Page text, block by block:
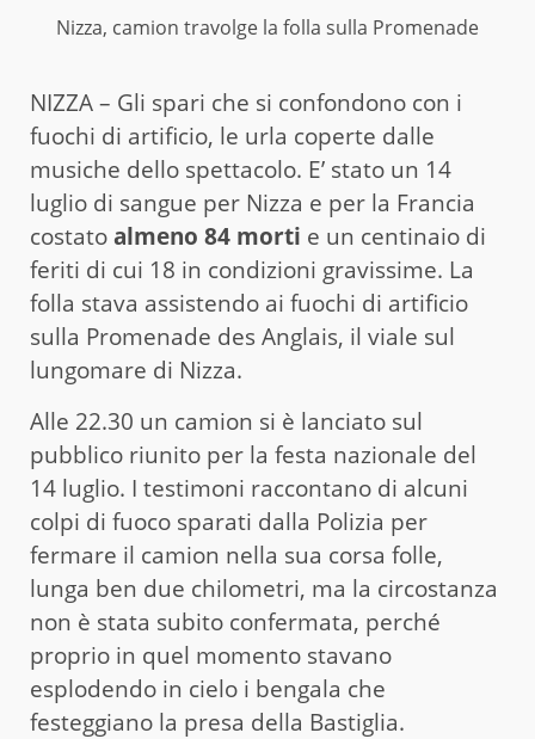
Nizza, camion travolge la folla sulla Promenade
NIZZA – Gli spari che si confondono con i
fuochi di artificio, le urla coperte dalle
musiche dello spettacolo. E’ stato un 14
luglio di sangue per Nizza e per la Francia
costatoalmeno 84 morti e un centinaio di
feriti di cui 18 in condizioni gravissime. La
folla stava assistendo ai fuochi di artificio
sulla Promenade des Anglais, il viale sul
lungomare di Nizza.
Alle 22.30 un camion si è lanciato sul
pubblico riunito per la festa nazionale del
14 luglio. I testimoni raccontano di alcuni
colpi di fuoco sparati dalla Polizia per
fermare il camion nella sua corsa folle,
lunga ben due chilometri, ma la circostanza
non è stata subito confermata, perché
proprio in quel momento stavano
esplodendo in cielo i bengala che
festeggiano la presa della Bastiglia.